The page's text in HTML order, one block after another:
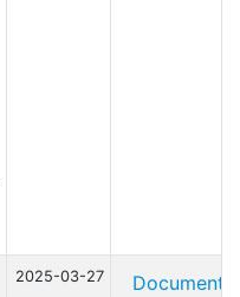
2025-03-27